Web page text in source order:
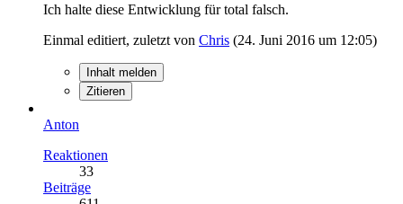
Ich halte diese Entwicklung für total falsch.
Einmal editiert, zuletzt von Chris (24. Juni 2016 um 12:05)
Inhalt melden
Zitieren
Anton
Reaktionen
33
Beiträge